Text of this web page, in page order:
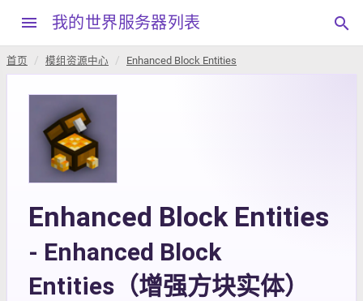
menu 我的世界服务器列表 search
首页 模组资源中心 Enhanced Block Entities
Enhanced Block Entities
- Enhanced Block
Entities（增强方块实体）